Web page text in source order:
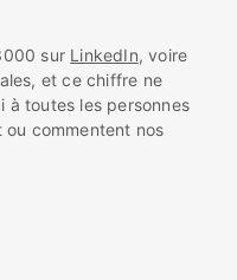
sur LinkedIn, voire
et ce chiffre ne
à toutes les personnes
commentent nos